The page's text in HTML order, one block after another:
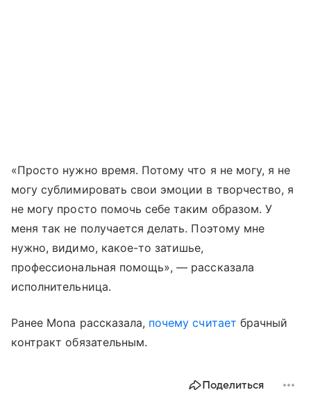
«Просто нужно время. Потому что я не могу, я не
могу сублимировать свои эмоции в творчество, я
не могу просто помочь себе таким образом. У
меня так не получается делать. Поэтому мне
нужно, видимо, какое-то затишье,
профессиональная помощь», — рассказала
исполнительница.
Ранее Mona рассказала, почему считает брачный
контракт обязательным.
Поделиться